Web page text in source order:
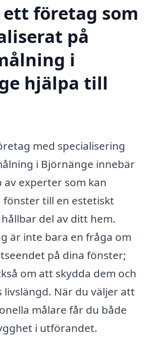
ett företag som
på
i
hjälpa till
med specialisering
i Björnänge innebär
experter som kan
till en estetiskt
del av ditt hem.
är inte bara en fråga om
på dina fönster;
om att skydda dem och
livslängd. När du väljer att
målare får du både
i utförandet.